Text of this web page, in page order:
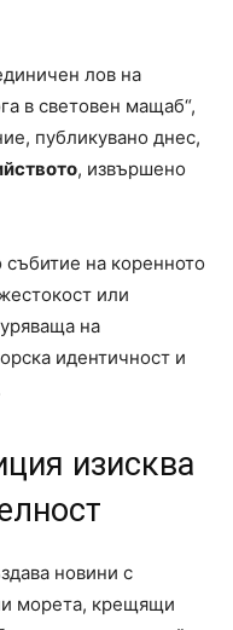
лов на
в световен мащаб“,
публикувано днес,
, извършено
на коренното
или
на
идентичност и
изисква
новини с
морета, крещящи